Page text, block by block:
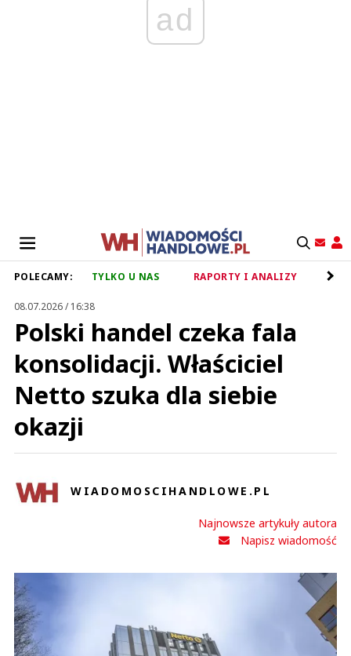
ad
POLECAMY: TYLKO U NAS RAPORTY I ANALIZY
08.07.2026 / 16:38
Polski handel czeka fala
konsolidacji. Właściciel
Netto szuka dla siebie
okazji
WIADOMOSCIHANDLOWE.PL
Najnowsze artykuły autora
Napisz wiadomość